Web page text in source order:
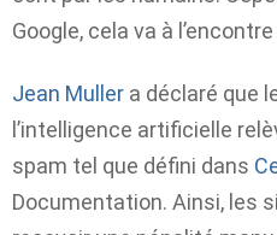
Google, cela va à
Jean Muller a déclaré que
l’intelligence artificielle
spam tel que défini dans
Documentation. Ainsi, les